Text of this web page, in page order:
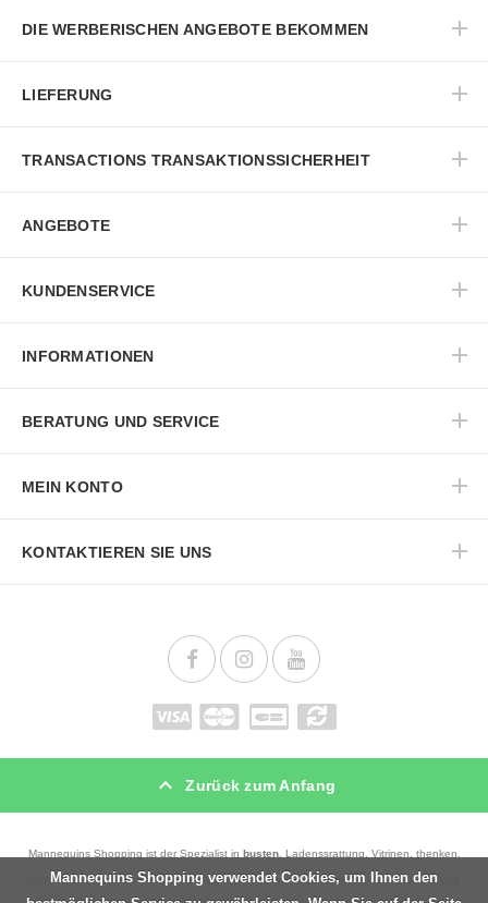
Mannequins Shopping verwendet Cookies, um Ihnen den
DIE WERBERISCHEN ANGEBOTE BEKOMMEN
LIEFERUNG
TRANSACTIONS TRANSAKTIONSSICHERHEIT
ANGEBOTE
KUNDENSERVICE
INFORMATIONEN
BERATUNG UND SERVICE
MEIN KONTO
KONTAKTIEREN SIE UNS
Zurück zum Anfang
Mannequins Shopping ist der Spezialist in busten, Ladenssrattung, Vitrinen, thenken,
Gondeln, Podien, aber auch in Schaufensterpuppen und kinder busten, Beleuchtung